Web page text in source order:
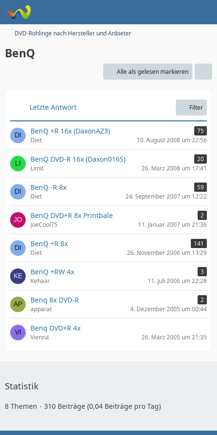
DVD-Rohlinge nach Hersteller und Anbieter
BenQ
Alle als gelesen markieren
Letzte Antwort Filter
BenQ +R 16x (DaxonAZ3)
75
Diet
10. August 2008 um 22:56
BenQ DVD-R 16x (Daxon016S)
20
Limit
26. März 2008 um 17:41
BenQ -R 8x
59
Diet
24. September 2007 um 12:22
BenQ DVD+R 8x Printbale
2
JoeCool75
11. Januar 2007 um 21:36
BenQ +R 8x
141
Diet
26. November 2006 um 13:29
BenQ +RW 4x
3
Kehaar
11. Juli 2006 um 22:28
Benq 8x DVD-R
2
apparat
4. Dezember 2005 um 00:44
Benq DVD+R 4x
Vienna 26. März 2005 um 21:35
Statistik
8 Themen 310 Beiträge (0,04 Beiträge pro Tag)